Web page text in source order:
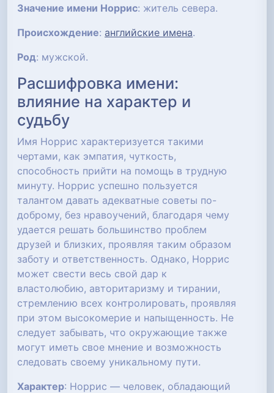
Значение имени Норрис: житель севера.
Происхождение: английские имена.
Род: мужской.
Расшифровка имени:
влияние на характер и
судьбу
Имя Норрис характеризуется такими
чертами, как эмпатия, чуткость,
способность прийти на помощь в трудную
минуту. Норрис успешно пользуется
талантом давать адекватные советы по-
доброму, без нравоучений, благодаря чему
удается решать большинство проблем
друзей и близких, проявляя таким образом
заботу и ответственность. Однако, Норрис
может свести весь свой дар к
властолюбию, авторитаризму и тирании,
стремлению всех контролировать, проявляя
при этом высокомерие и напыщенность. Не
следует забывать, что окружающие также
могут иметь свое мнение и возможность
следовать своему уникальному пути.
Характер: Норрис — человек, обладающий